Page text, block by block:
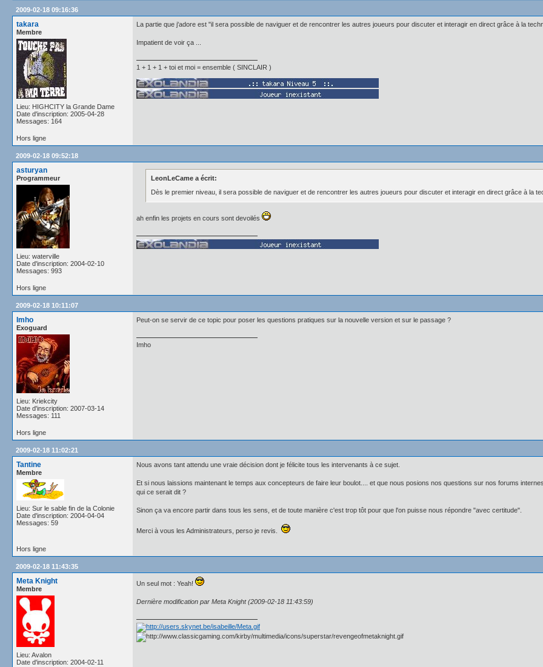
2009-02-18 09:16:36
takara
Membre
Lieu: HIGHCITY la Grande Dame
Date d'inscription: 2005-04-28
Messages: 164
La partie que j'adore est "il sera possible de naviguer et de rencontrer les autres joueurs pour discuter et interagir en direct grâce à la
Impatient de voir ça ...
1 + 1 + 1 + toi et moi = ensemble ( SINCLAIR )
Hors ligne
2009-02-18 09:52:18
asturyan
Programmeur
Lieu: waterville
Date d'inscription: 2004-02-10
Messages: 993
LeonLeCame a écrit:
Dès le premier niveau, il sera possible de naviguer et de rencontrer les autres joueurs pour discuter et interagir en direct grâce à la
ah enfin les projets en cours sont devoilés
Hors ligne
2009-02-18 10:11:07
Imho
Exoguard
Lieu: Kriekcity
Date d'inscription: 2007-03-14
Messages: 111
Peut-on se servir de ce topic pour poser les questions pratiques sur la nouvelle version et sur le passage ?
Imho
Hors ligne
2009-02-18 11:02:21
Tantine
Membre
Lieu: Sur le sable fin de la Colonie
Date d'inscription: 2004-04-04
Messages: 59
Nous avons tant attendu une vraie décision dont je félicite tous les intervenants à ce sujet.
Et si nous laissions maintenant le temps aux concepteurs de faire leur boulot.... et que nous posions nos questions sur nos forums
qui ce serait dit ?
Sinon ça va encore partir dans tous les sens, et de toute manière c'est trop tôt pour que l'on puisse nous répondre "avec certitude".
Merci à vous les Administrateurs, perso je revis.
Hors ligne
2009-02-18 11:43:35
Meta Knight
Membre
Lieu: Avalon
Date d'inscription: 2004-02-11
Un seul mot : Yeah!
Dernière modification par Meta Knight (2009-02-18 11:43:59)